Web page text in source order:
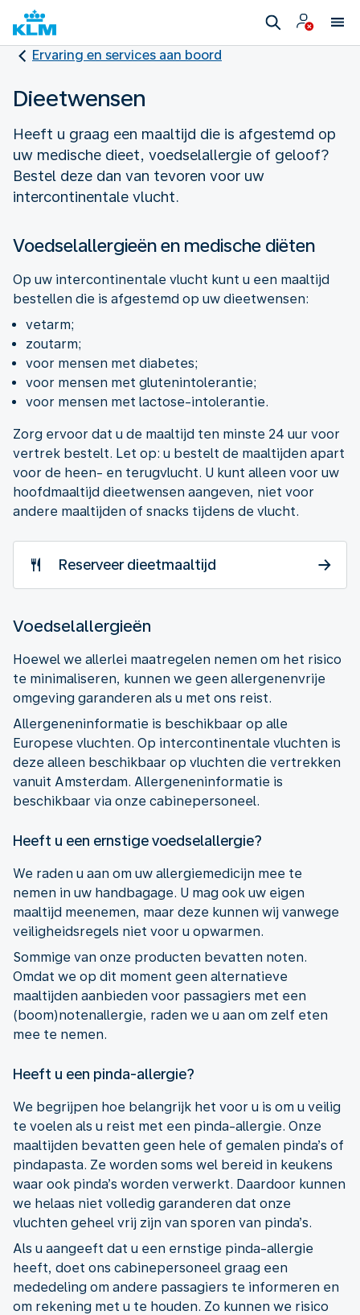
Ervaring en services aan boord
Dieetwensen
Heeft u graag een maaltijd die is afgestemd op
uw medische dieet, voedselallergie of geloof?
Bestel deze dan van tevoren voor uw
intercontinentale vlucht.
Voedselallergieën en medische diëten
Op uw intercontinentale vlucht kunt u een maaltijd
bestellen die is afgestemd op uw dieetwensen:
vetarm;
zoutarm;
voor mensen met diabetes;
voor mensen met glutenintolerantie;
voor mensen met lactose-intolerantie.
Zorg ervoor dat u de maaltijd ten minste 24 uur voor
vertrek bestelt. Let op: u bestelt de maaltijden apart
voor de heen- en terugvlucht. U kunt alleen voor uw
hoofdmaaltijd dieetwensen aangeven, niet voor
andere maaltijden of snacks tijdens de vlucht.
Reserveer dieetmaaltijd
Voedselallergieën
Hoewel we allerlei maatregelen nemen om het risico
te minimaliseren, kunnen we geen allergenenvrije
omgeving garanderen als u met ons reist.
Allergeneninformatie is beschikbaar op alle
Europese vluchten. Op intercontinentale vluchten is
deze alleen beschikbaar op vluchten die vertrekken
vanuit Amsterdam. Allergeneninformatie is
beschikbaar via onze cabinepersoneel.
Heeft u een ernstige voedselallergie?
We raden u aan om uw allergiemedicijn mee te
nemen in uw handbagage. U mag ook uw eigen
maaltijd meenemen, maar deze kunnen wij vanwege
veiligheidsregels niet voor u opwarmen.
Sommige van onze producten bevatten noten.
Omdat we op dit moment geen alternatieve
maaltijden aanbieden voor passagiers met een
(boom)notenallergie, raden we u aan om zelf eten
mee te nemen.
Heeft u een pinda-allergie?
We begrijpen hoe belangrijk het voor u is om u veilig
te voelen als u reist met een pinda-allergie. Onze
maaltijden bevatten geen hele of gemalen pinda’s of
pindapasta. Ze worden soms wel bereid in keukens
waar ook pinda’s worden verwerkt. Daardoor kunnen
we helaas niet volledig garanderen dat onze
vluchten geheel vrij zijn van sporen van pinda’s.
Als u aangeeft dat u een ernstige pinda-allergie
heeft, doet ons cabinepersoneel graag een
mededeling om andere passagiers te informeren en
om rekening met u te houden. Zo kunnen we risico